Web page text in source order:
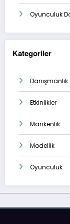
Oyunculuk
Kategoriler
Danışmanlık
Etkinlikler
Mankenlik
Modellik
Oyunculuk